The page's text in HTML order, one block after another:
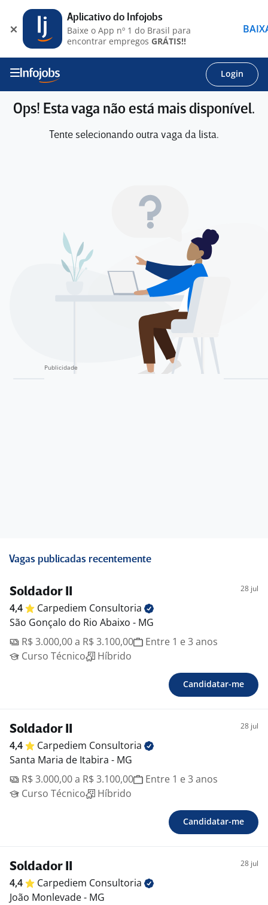
Login
Ops! Esta vaga não está mais disponível.
Tente selecionando outra vaga da lista.
Vagas publicadas recentemente
Soldador II 28 jul
4,4 Carpediem Consultoria
São Gonçalo do Rio Abaixo - MG
R$ 3.000,00 a R$ 3.100,00
Entre 1 e 3 anos
Curso Técnico
Híbrido
Candidatar-me
Soldador II 28 jul
4,4 Carpediem Consultoria
Santa Maria de Itabira - MG
R$ 3.000,00 a R$ 3.100,00
Entre 1 e 3 anos
Curso Técnico
Híbrido
Candidatar-me
Soldador II 28 jul
4,4 Carpediem Consultoria
João Monlevade - MG
Aplicativo do Infojobs
Baixe o App nº 1 do Brasil para
encontrar empregos GRÁTIS!!